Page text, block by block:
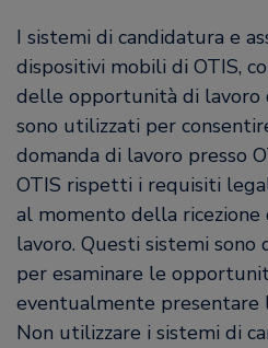
I sistemi di candidatura e
dispositivi mobili di OTIS,
delle opportunità di lavoro
sono utilizzati per
domanda di lavoro presso
OTIS rispetti i requisiti
al momento della
lavoro. Questi sistemi
per esaminare le
eventualmente presentare
Non utilizzare i sistemi di